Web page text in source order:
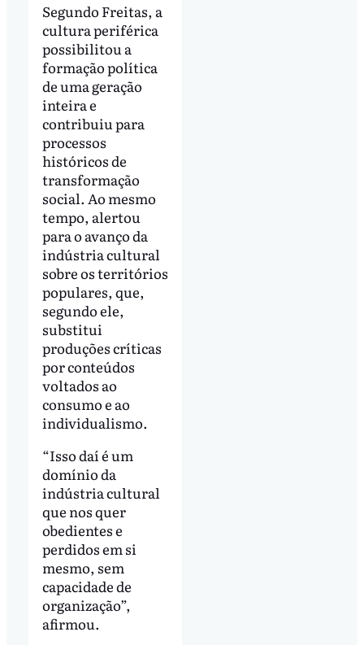
Segundo Freitas, a
cultura periférica
possibilitou a
formação política
de uma geração
inteira e
contribuiu para
processos
históricos de
transformação
social. Ao mesmo
tempo, alertou
para o avanço da
indústria cultural
sobre os territórios
populares, que,
segundo ele,
substitui
produções críticas
por conteúdos
voltados ao
consumo e ao
individualismo.
“Isso daí é um
domínio da
indústria cultural
que nos quer
obedientes e
perdidos em si
mesmo, sem
capacidade de
organização”,
afirmou.